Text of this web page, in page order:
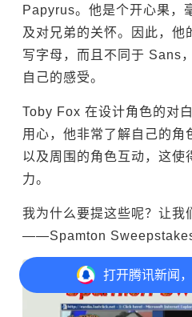
Papyrus。他是个开心果，
及对兄弟的关怀。因此，他
写字母，而且不同于 Sans
自己的感受。
Toby Fox 在设计角色的对
用心，他非常了解自己的角
以及周围的角色互动，这使
力。
我为什么要提这些呢？让我
——Spamton Sweepstakes
打开腾讯新闻